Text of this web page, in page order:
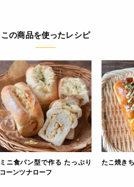
この商品を使ったレシピ
ミニ食パン型で作る たっぷり
コーンツナローフ
たこ焼き